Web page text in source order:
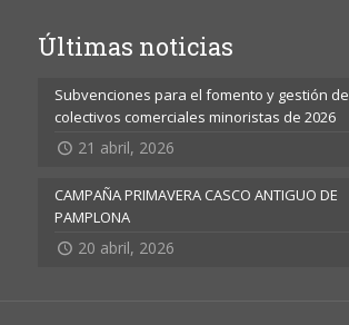
Últimas noticias
Subvenciones para el fomento y gestión de
colectivos comerciales minoristas de 2026
21 abril, 2026
CAMPAÑA PRIMAVERA CASCO ANTIGUO DE
PAMPLONA
20 abril, 2026